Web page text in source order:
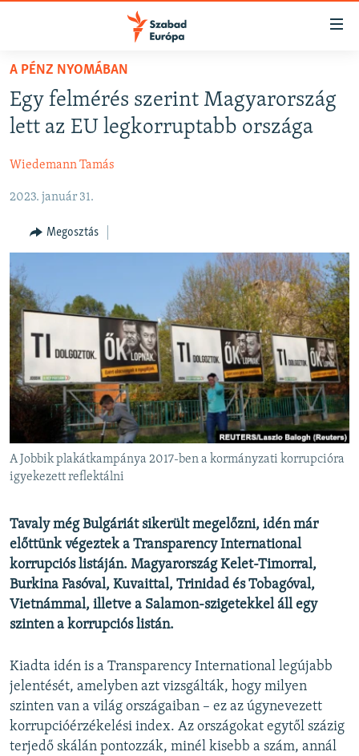
Akadálymentes
Ugrás
fő
oldalra
Ugrás
NAPIRENDEN
AKTUÁLIS
VIDEÓK
ELEMZŐ
NER15
TÁRSADALOM
DEMOKRÁCIA
A PÉNZ NYOMÁBAN
EURÓPAI UNIÓ
VILÁG
KLÍMAVÁLTOZÁS
A MÚLT TANULSÁGAI
Valamennyi RFE/RL weboldal
A PÉNZ NYOMÁBAN
Egy felmérés szerint Magyarország
lett az EU legkorruptabb országa
Wiedemann Tamás
2023. január 31.
Megosztás
A Jobbik plakátkampánya 2017-ben a kormányzati korrupcióra
igyekezett reflektálni
Tavaly még Bulgáriát sikerült megelőzni, idén már
előttünk végeztek a Transparency International
korrupciós listáján. Magyarország Kelet-Timorral,
Burkina Fasóval, Kuvaittal, Trinidad és Tobagóval,
Vietnámmal, illetve a Salamon-szigetekkel áll egy
szinten a korrupciós listán.
Kiadta idén is a Transparency International legújabb
jelentését, amelyben azt vizsgálták, hogy milyen
szinten van a világ országaiban – ez az úgynevezett
korrupcióérzékelési index. Az országokat egytől százig
terjedő skálán pontozzák, minél kisebb a szám, annál
FELIRATKOZÁS